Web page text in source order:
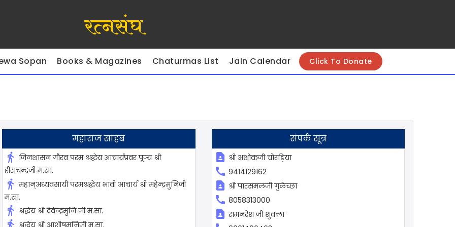
रत्नसंघ
Sopan Books & Magazines Chaturmas List Jain Calendar Click To Donate
महाराज साहब
directions_walk जिनशासन गौरव परम श्रद्धेय आचार्यप्रवर पूज्य श्री
हीराचन्द्रजी म.सा.
directions_walk महान्अध्यवसायी परमश्रद्धेय भावी आचार्य श्री महेन्द्रमुनिजी
म.सा.
directions_walk श्रद्धेय श्री देवेन्द्रमुनि जी म.सा.
संपर्क सूत्र
contact_page श्री अशोकजी चोरड़िया
call 9414129162
contact_page श्री पारसमलजी गुलेच्छा
call 8058313000
contact_page रामनरेश जी शुक्ला